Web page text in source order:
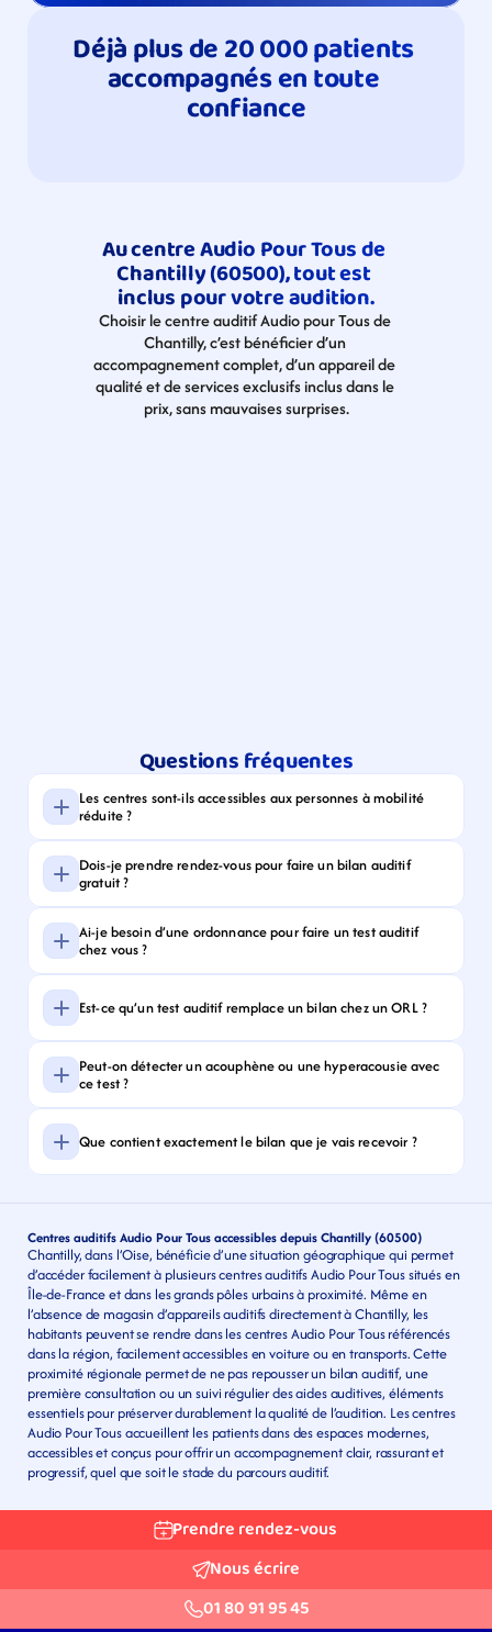
Déjà plus de 20 000 patients
accompagnés en toute
confiance
Au centre Audio Pour Tous de
Chantilly (60500), tout est
inclus pour votre audition.
Choisir le centre auditif Audio pour Tous de
Chantilly, c’est bénéficier d’un
accompagnement complet, d’un appareil de
qualité et de services exclusifs inclus dans le
prix, sans mauvaises surprises.
Questions fréquentes
Les centres sont-ils accessibles aux personnes à mobilité
réduite ?
Dois-je prendre rendez-vous pour faire un bilan auditif
gratuit ?
Ai-je besoin d’une ordonnance pour faire un test auditif
chez vous ?
Est-ce qu’un test auditif remplace un bilan chez un ORL ?
Peut-on détecter un acouphène ou une hyperacousie avec
ce test ?
Que contient exactement le bilan que je vais recevoir ?
Centres auditifs Audio Pour Tous accessibles depuis Chantilly (60500)
Chantilly, dans l’Oise, bénéficie d’une situation géographique qui permet
d’accéder facilement à plusieurs centres auditifs Audio Pour Tous situés en
Île-de-France et dans les grands pôles urbains à proximité. Même en
l’absence de magasin d’appareils auditifs directement à Chantilly, les
habitants peuvent se rendre dans les centres Audio Pour Tous référencés
dans la région, facilement accessibles en voiture ou en transports. Cette
proximité régionale permet de ne pas repousser un bilan auditif, une
première consultation ou un suivi régulier des aides auditives, éléments
essentiels pour préserver durablement la qualité de l’audition. Les centres
Audio Pour Tous accueillent les patients dans des espaces modernes,
accessibles et conçus pour offrir un accompagnement clair, rassurant et
progressif, quel que soit le stade du parcours auditif.
Prendre rendez-vous
Nous écrire
01 80 91 95 45